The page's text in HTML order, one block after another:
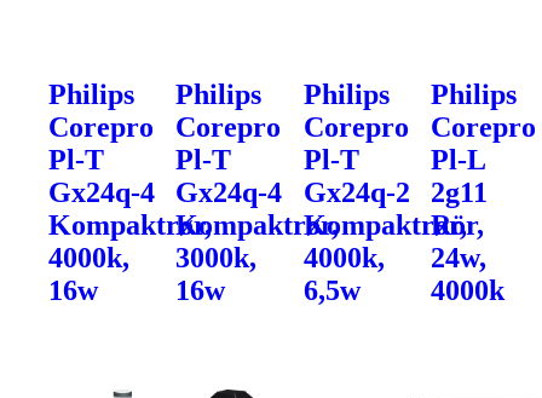
Philips
Corepro
Pl-T
Gx24q-4
Kompaktrør,
4000k,
16w
Philips
Corepro
Pl-T
Gx24q-4
Kompaktrør,
3000k,
16w
Philips
Corepro
Pl-T
Gx24q-2
Kompaktrør,
4000k,
6,5w
Philips
Corepro
Pl-L
2g11
Rör,
24w,
4000k